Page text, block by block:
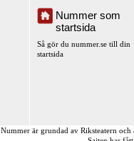
Nummer som
startsida
Så gör du nummer.se till din
startsida
Nummer är grundad av Riksteatern